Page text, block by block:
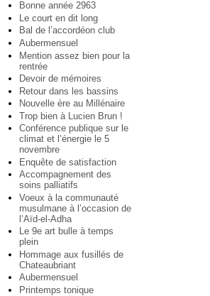
Bonne année 2963
Le court en dit long
Bal de l’accordéon club
Aubermensuel
Mention assez bien pour la
rentrée
Devoir de mémoires
Retour dans les bassins
Nouvelle ère au Millénaire
Trop bien à Lucien Brun !
Conférence publique sur le
climat et l’énergie le 5
novembre
Enquête de satisfaction
Accompagnement des
soins palliatifs
Voeux à la communauté
musulmane à l’occasion de
l’Aïd-el-Adha
Le 9e art bulle à temps
plein
Hommage aux fusillés de
Chateaubriant
Aubermensuel
Printemps tonique